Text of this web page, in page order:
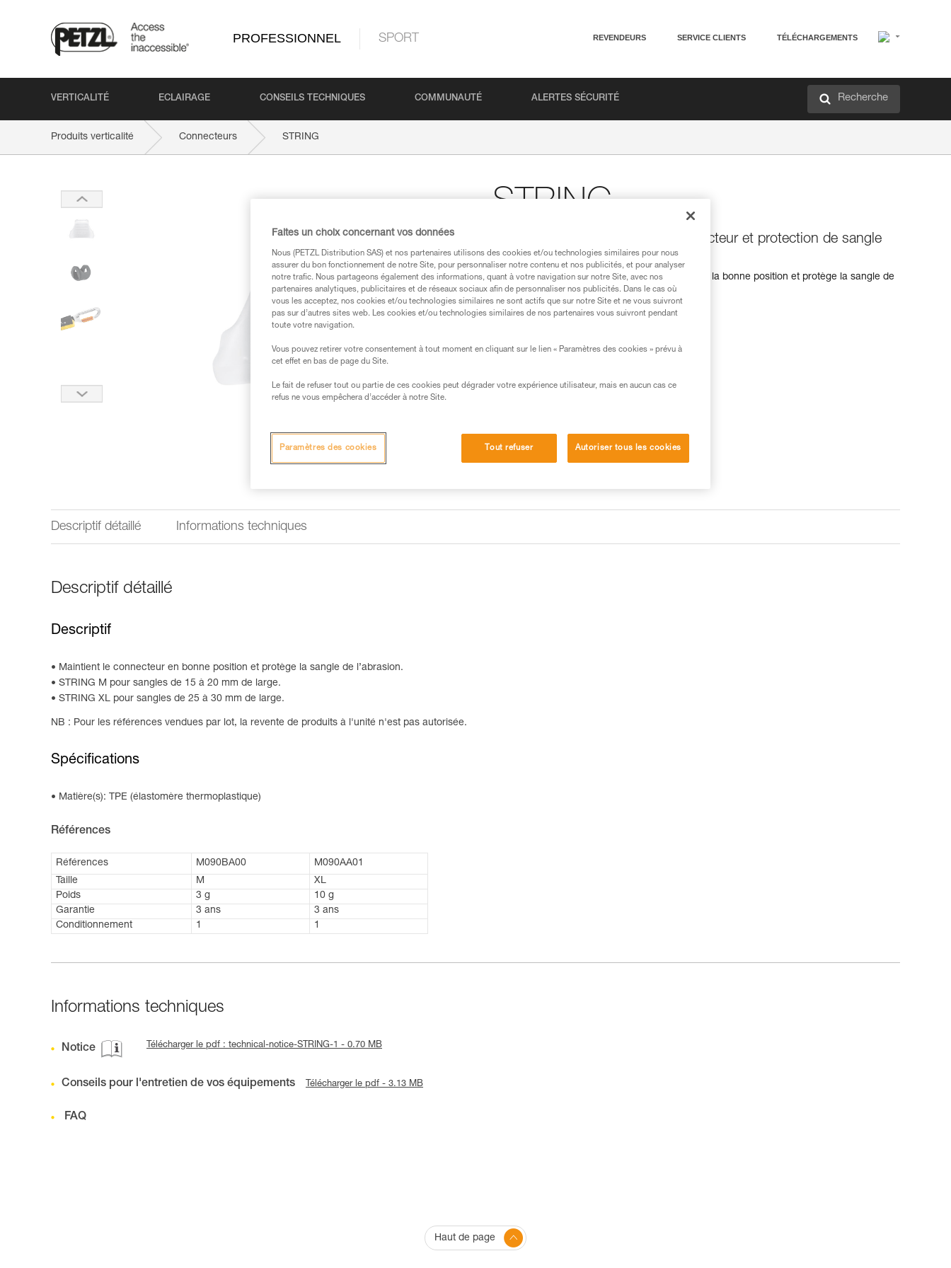
PROFESSIONNEL SPORT REVENDEURS SERVICE CLIENTS TÉLÉCHARGEMENTS
VERTICALITÉ ECLAIRAGE CONSEILS TECHNIQUES COMMUNAUTÉ ALERTES SÉCURITÉ Recherche
Produits verticalité Connecteurs STRING
STRING
Accessoire de maintien pour connecteur et protection de sangle
(pack de 10)
STRING permet le maintien du connecteur dans la bonne position et protège la sangle de
l'abrasion.
Descriptif détaillé Informations techniques
Descriptif détaillé
Descriptif
Maintient le connecteur en bonne position et protège la sangle de l’abrasion.
STRING M pour sangles de 15 à 20 mm de large.
STRING XL pour sangles de 25 à 30 mm de large.
NB : Pour les références vendues par lot, la revente de produits à l'unité n'est pas autorisée.
Spécifications
Matière(s): TPE (élastomère thermoplastique)
Références
Références M090BA00
M090AA01
Taille
M
XL
Poids
3 g
10 g
Garantie
3 ans
3 ans
Conditionnement
1 1
Informations techniques
Notice Télécharger le pdf : technical-notice-STRING-1 - 0.70 MB
Conseils pour l'entretien de vos équipements Télécharger le pdf - 3.13 MB
FAQ
Haut de page
Faites un choix concernant vos données
Nous (PETZL Distribution SAS) et nos partenaires utilisons des cookies et/ou technologies similaires pour nous
assurer du bon fonctionnement de notre Site, pour personnaliser notre contenu et nos publicités, et pour analyser
notre trafic. Nous partageons également des informations, quant à votre navigation sur notre Site, avec nos
partenaires analytiques, publicitaires et de réseaux sociaux afin de personnaliser nos publicités. Dans le cas où
vous les acceptez, nos cookies et/ou technologies similaires ne sont actifs que sur notre Site et ne vous suivront
pas sur d’autres sites web. Les cookies et/ou technologies similaires de nos partenaires vous suivront pendant
toute votre navigation.
Vous pouvez retirer votre consentement à tout moment en cliquant sur le lien « Paramètres des cookies » prévu à
cet effet en bas de page du Site.
Le fait de refuser tout ou partie de ces cookies peut dégrader votre expérience utilisateur, mais en aucun cas ce
refus ne vous empêchera d’accéder à notre Site.
Tout refuser Autoriser tous les cookies
Paramètres des cookies